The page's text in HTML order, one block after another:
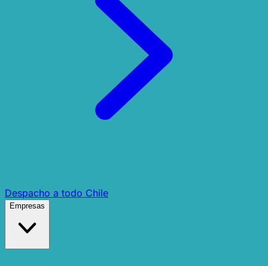
Despacho a todo Chile
Empresas